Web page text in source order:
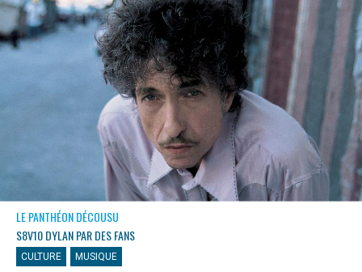
LE PANTHÉON DÉCOUSU
S8V10 DYLAN PAR DES FANS
CULTURE MUSIQUE